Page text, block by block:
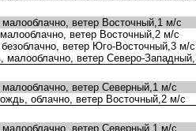
ветер Восточный,1 м/с
ветер Восточный,2 м/с
ветер Юго-Восточный,3 м/с
ветер Северо-
ветер Северный,1 м/с
облачно, ветер Восточный,2 м/с
ветер Северный,1 м/с